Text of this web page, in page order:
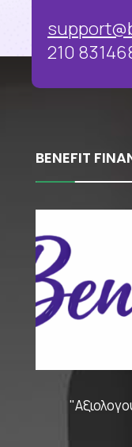
210
BENEFIT